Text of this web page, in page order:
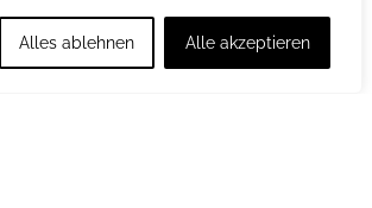
Alles ablehnen Alle akzeptieren